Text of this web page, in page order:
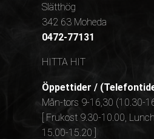
Slätthög
342 63 Moheda
0472-77131
HITTA HIT
Öppettider /
Mån-tors 9-16,30 (10.30-
[ Frukost 9.30-10.00,
15.00-15.20 ]